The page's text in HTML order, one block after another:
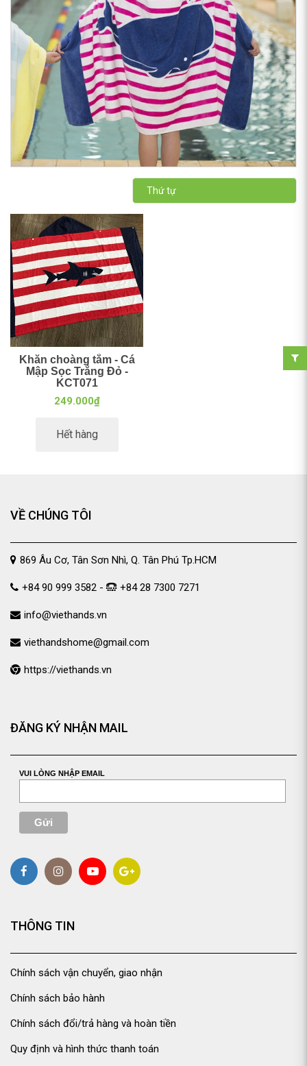
Thứ tự
Khăn choàng tắm - Cá
Mập Sọc Trắng Đỏ -
KCT071
249.000₫
Hết hàng
VỀ CHÚNG TÔI
869 Âu Cơ, Tân Sơn Nhì, Q. Tân Phú Tp.HCM
+84 90 999 3582 - +84 28 7300 7271
info@viethands.vn
viethandshome@gmail.com
https://viethands.vn
ĐĂNG KÝ NHẬN MAIL
VUI LÒNG NHẬP EMAIL
THÔNG TIN
Chính sách vận chuyển, giao nhận
Chính sách bảo hành
Chính sách đổi/trả hàng và hoàn tiền
Quy định và hình thức thanh toán